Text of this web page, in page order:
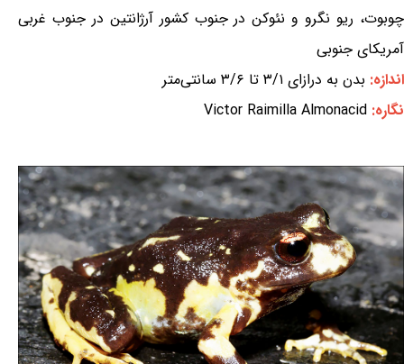
چوبوت، ریو نگرو و نئوکن در جنوب کشور آرژانتین در جنوب غربی
آمریکای جنوبی
اندازه: بدن به درازای ۳/۱ تا ۳/۶ سانتی‌متر
نگاره: Victor Raimilla Almonacid